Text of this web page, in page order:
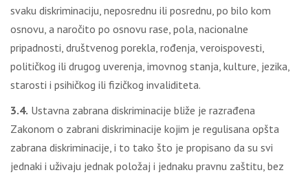
svaku diskriminaciju, neposrednu ili posrednu, po bilo kom
osnovu, a naročito po osnovu rase, pola, nacionalne
pripadnosti, društvenog porekla, rođenja, veroispovesti,
političkog ili drugog uverenja, imovnog stanja, kulture, jezika,
starosti i psihičkog ili fizičkog invaliditeta.
3.4. Ustavna zabrana diskriminacije bliže je razrađena
Zakonom o zabrani diskriminacije kojim je regulisana opšta
zabrana diskriminacije, i to tako što je propisano da su svi
jednaki i uživaju jednak položaj i jednaku pravnu zaštitu, bez